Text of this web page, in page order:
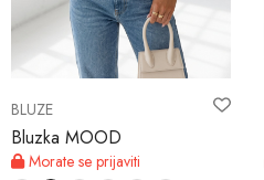
BLUZE
Bluzka MOOD
Morate se prijaviti